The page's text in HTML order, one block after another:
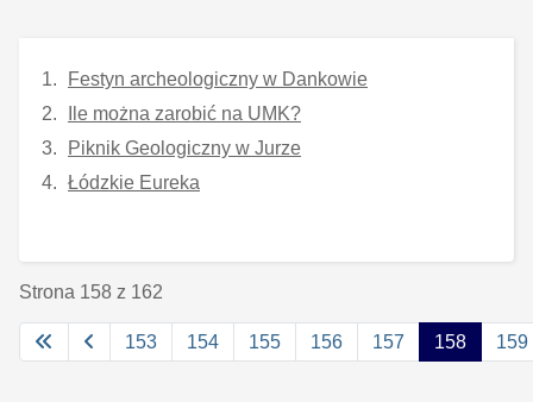
Festyn archeologiczny w Dankowie
Ile można zarobić na UMK?
Piknik Geologiczny w Jurze
Łódzkie Eureka
Strona 158 z 162
153 154 155 156 157 158 159